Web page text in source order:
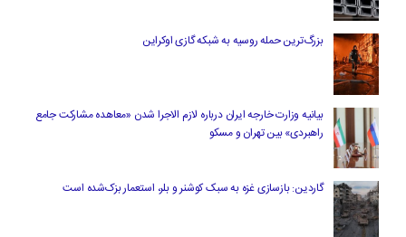
بزرگ‌ترین حمله روسیه به شبکه گازی اوکراین
بیانیه وزارت خارجه ایران درباره لازم‌ الاجرا شدن «معاهده مشارکت جامع
راهبردی» بین تهران و مسکو
گاردین: بازسازی غزه به سبک کوشنر و بلر، استعمار بزک‌شده است